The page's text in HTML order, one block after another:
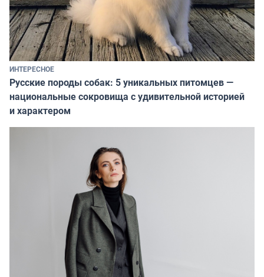
ИНТЕРЕСНОЕ
Русские породы собак: 5 уникальных питомцев —
национальные сокровища с удивительной историей
и характером